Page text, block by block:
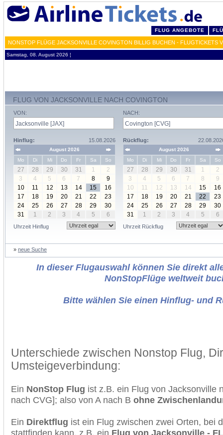
FLUG ANGEBOTE
NONSTOP FLÜGE JACKSONVILLE COVINGTON BILLIG BUCHEN - FLUGTICKETS
Samstag, 08. August 2026 ¦
FLUG VON JACKSONVILLE NACH COVINGTON
VON:
Hinflug: 15.08.2026
August 2026
Mo
Di Mi Do Fr Sa So
27 28 29 30 31 1
2
3
4 5 6 7 8
9
10
11 12 13 14 15
16
17
18 19 20 21 22
23
24
25 26 27 28 29
30
31
1 2 3 4 5 6
Uhrzeit Hinflug
NACH:
Rückflug:
August 2026
Mo
Di Mi Do Fr Sa So
27 28 29 30 31 1
2
3
4 5 6 7 8
9
10
11 12 13 14 15
16
17
18 19 20 21 22
23
24
25 26 27 28 29
30
31
1 2 3 4 5 6
Uhrzeit Rückflug
» neue Suche
In dieser Flugauswahl können Sie direkt
NonStopFlüge weltweit
Bitte wählen Sie einen Hinflug- und
Unterschiede zwischen Nonstop Flug,
Umsteigeverbindung:
Ein NonStop Flug ist z.B. ein Flug von Jacksonville
nach CVG]; also von A nach B ohne
Ein Direktflug ist ein Flug zwischen zwei Orten, bei
stattfinden kann, z.B. ein Flug von Jacksonville -